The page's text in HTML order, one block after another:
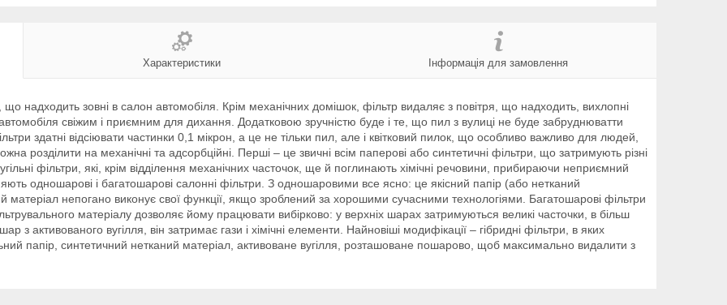
Характеристики Інформація для замовлення
надходить зовні в салон автомобіля. Крім механічних домішок, фільтр видаляє з повітря, що надходить, вихлопні
свіжим і приємним для дихання. Додатковою зручністю буде і те, що пил з вулиці не буде забруднюватти
здатні відсіювати частинки 0,1 мікрон, а це не тільки пил, але і квітковий пилок, що особливо важливо для людей,
розділити на механічні та адсорбційні. Перші – це звичні всім паперові або синтетичні фільтри, що затримують різні
фільтри, які, крім відділення механічних часточок, ще й поглинають хімічні речовини, прибираючи неприємний
одношарові і багатошарові салонні фільтри. З одношаровими все ясно: це якісний папір (або нетканий
матеріал непогано виконує свої функції, якщо зроблений за хорошими сучасними технологіями. Багатошарові фільтри
матеріалу дозволяє йому працювати вибірково: у верхніх шарах затримуються великі часточки, в більш
з активованого вугілля, він затримає гази і хімічні елементи. Найновіші модифікації – гібридні фільтри, в яких
папір, синтетичний нетканий матеріал, активоване вугілля, розташоване пошарово, щоб максимально видалити з